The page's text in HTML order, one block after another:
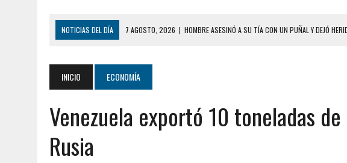
NOTICIAS DEL DÍA 7 AGOSTO, 2026 | HOMBRE ASESINÓ A SU TÍA CON UN PUÑAL Y DEJÓ
LOCALIZARON CUERPO DE ‘LA SEÑORA DE LAS UÑAS BONITAS’ 42 DÍAS
6 AGOSTO, 2026 | MISTERIOSA MUERTE DE MODELO EN MONAGAS: HALLARON EL CUERPO
BARINAS: ADOLESCENTE SE QUITÓ LA VIDA TRAS SER ACOSADA Y ABUSADA
6 AGOSTO, 2026 | CONMOCIÓN EN COLORADO POR ASESINATO DE UNA ADOLESCENTE
5 AGOSTO, 2026
INICIO ECONOMÍA
Venezuela exportó 10 toneladas
Rusia